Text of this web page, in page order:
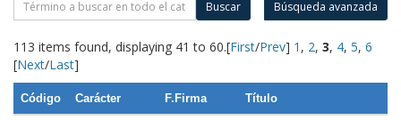
Buscar Búsqueda avanzada
113 items found, displaying 41 to 60.[First/Prev] 1 , 2, 3, 4, 5, 6
[Next/Last]
Código Carácter F.Firma Título